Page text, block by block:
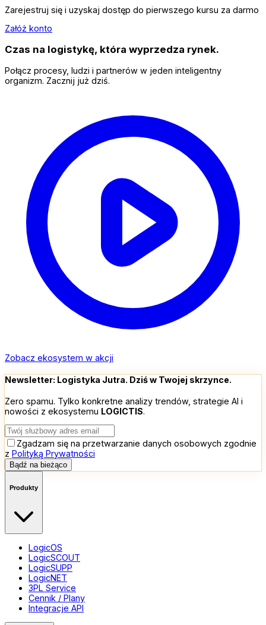
Zarejestruj się i uzyskaj dostęp do pierwszego kursu za darmo
Załóż konto
Czas na logistykę, która wyprzedza rynek.
Połącz procesy, ludzi i partnerów w jeden inteligentny
organizm. Zacznij już dziś.
Zobacz ekosystem w akcji
Newsletter: Logistyka Jutra. Dziś w Twojej skrzynce.
Zero spamu. Tylko konkretne analizy trendów, strategie AI i
nowości z ekosystemu LOGICTIS.
Zgadzam się na przetwarzanie danych osobowych zgodnie
z Polityką Prywatności
Bądź na bieżąco
Produkty
LogicOS
LogicSCOUT
LogicSUPP
LogicNET
3PL Service
Cennik / Plany
Integracje API